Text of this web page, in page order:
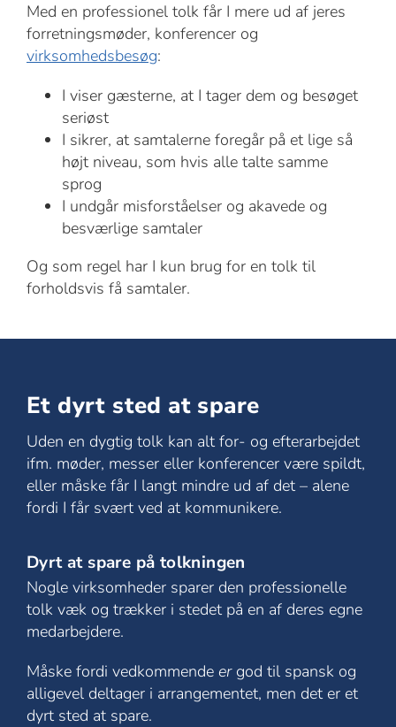
Med en professionel tolk får I mere ud af jeres
forretningsmøder, konferencer og
virksomhedsbesøg:
I viser gæsterne, at I tager dem og besøget
seriøst
I sikrer, at samtalerne foregår på et lige så
højt niveau, som hvis alle talte samme
sprog
I undgår misforståelser og akavede og
besværlige samtaler
Og som regel har I kun brug for en tolk til
forholdsvis få samtaler.
Et dyrt sted at spare
Uden en dygtig tolk kan alt for- og efterarbejdet
ifm. møder, messer eller konferencer være spildt,
eller måske får I langt mindre ud af det – alene
fordi I får svært ved at kommunikere.
Dyrt at spare på tolkningen
Nogle virksomheder sparer den professionelle
tolk væk og trækker i stedet på en af deres egne
medarbejdere.
Måske fordi vedkommende ergod til spansk og
alligevel deltager i arrangementet, men det er et
dyrt sted at spare.